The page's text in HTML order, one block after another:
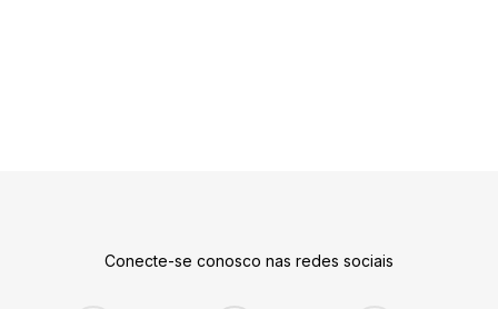
Conecte-se conosco nas redes sociais